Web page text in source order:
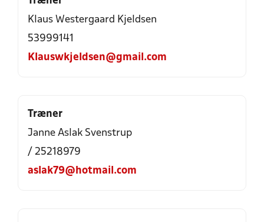
Klaus Westergaard Kjeldsen
53999141
Klauswkjeldsen@gmail.com
Træner
Janne Aslak Svenstrup
/ 25218979
aslak79@hotmail.com